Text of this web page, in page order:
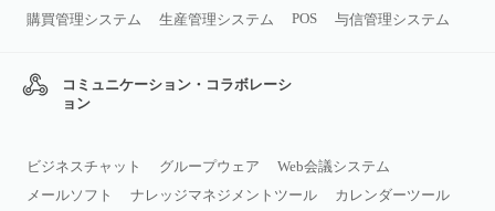
購買管理システム
生産管理システム POS 与信管理システム
コミュニケーション・コラボレーシ
ョン
ビジネスチャット グループウェア
Web会議システム
メールソフト
ナレッジマネジメントツール
カレンダーツール